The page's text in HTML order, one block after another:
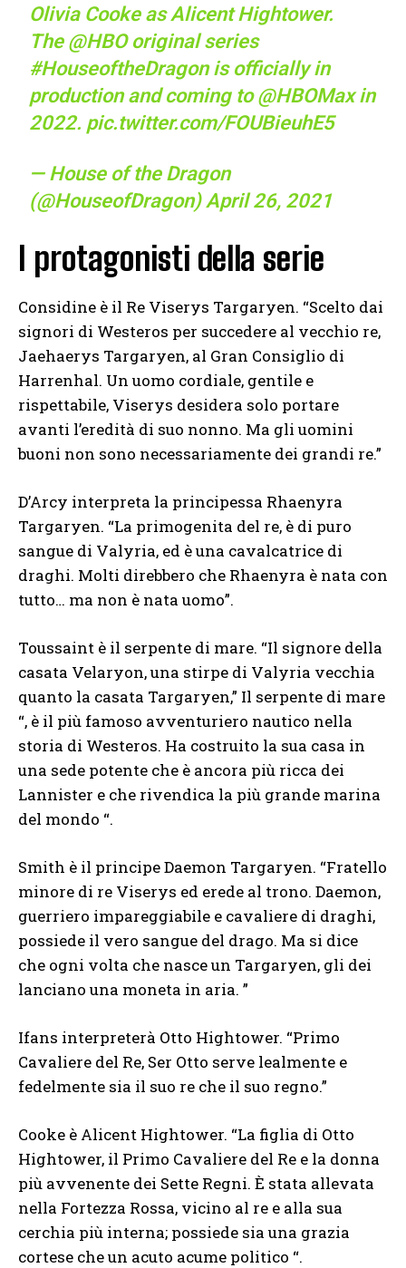
Olivia Cooke as Alicent Hightower.
The @HBOoriginal series
#HouseoftheDragonis officially in
production and coming to@HBOMaxin
2022. pic.twitter.com/FOUBieuhE5
— House of the Dragon
(@HouseofDragon) April 26, 2021
I protagonisti della serie
Considine è il Re Viserys Targaryen. “Scelto dai
signori di Westeros per succedere al vecchio re,
Jaehaerys Targaryen, al Gran Consiglio di
Harrenhal. Un uomo cordiale, gentile e
rispettabile, Viserys desidera solo portare
avanti l’eredità di suo nonno. Ma gli uomini
buoni non sono necessariamente dei grandi re.”
D’Arcy interpreta la principessa Rhaenyra
Targaryen. “La primogenita del re, è di puro
sangue di Valyria, ed è una cavalcatrice di
draghi. Molti direbbero che Rhaenyra è nata con
tutto… ma non è nata uomo”.
Toussaint è il serpente di mare. “Il signore della
casata Velaryon, una stirpe di Valyria vecchia
quanto la casata Targaryen,” Il serpente di mare
“, è il più famoso avventuriero nautico nella
storia di Westeros. Ha costruito la sua casa in
una sede potente che è ancora più ricca dei
Lannister e che rivendica la più grande marina
del mondo “.
Smith è il principe Daemon Targaryen. “Fratello
minore di re Viserys ed erede al trono. Daemon,
guerriero impareggiabile e cavaliere di draghi,
possiede il vero sangue del drago. Ma si dice
che ogni volta che nasce un Targaryen, gli dei
lanciano una moneta in aria. ”
Ifans interpreterà Otto Hightower. “Primo
Cavaliere del Re, Ser Otto serve lealmente e
fedelmente sia il suo re che il suo regno.”
Cooke è Alicent Hightower. “La figlia di Otto
Hightower, il Primo Cavaliere del Re e la donna
più avvenente dei Sette Regni. È stata allevata
nella Fortezza Rossa, vicino al re e alla sua
cerchia più interna; possiede sia una grazia
cortese che un acuto acume politico “.